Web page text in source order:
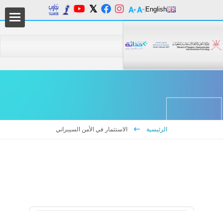
English
الرئيسية الاستثمار في الأمن السيبراني